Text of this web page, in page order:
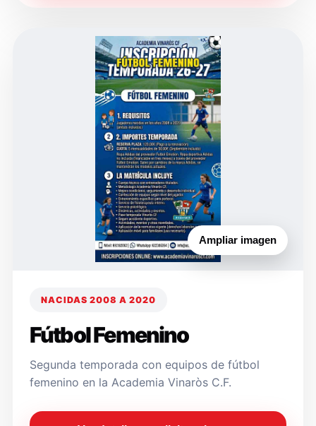
Ampliar imagen
NACIDAS 2008 A 2020
Fútbol Femenino
Segunda temporada con equipos de fútbol
femenino en la Academia Vinaròs C.F.